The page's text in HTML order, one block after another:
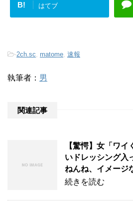
B! はてブ
-2ch.sc, matome, 速報
執筆者： 男
関連記事
【驚愕】女「ワ
いドレッシング入
ねんね、イメージ
続きを読む